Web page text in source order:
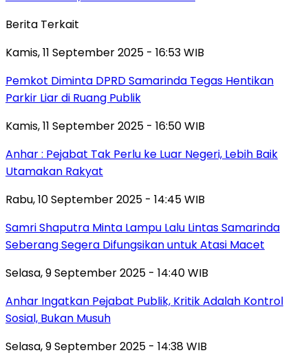
Berita Terkait
Kamis, 11 September 2025 - 16:53 WIB
Pemkot Diminta DPRD Samarinda Tegas Hentikan
Parkir Liar di Ruang Publik
Kamis, 11 September 2025 - 16:50 WIB
Anhar : Pejabat Tak Perlu ke Luar Negeri, Lebih Baik
Utamakan Rakyat
Rabu, 10 September 2025 - 14:45 WIB
Samri Shaputra Minta Lampu Lalu Lintas Samarinda
Seberang Segera Difungsikan untuk Atasi Macet
Selasa, 9 September 2025 - 14:40 WIB
Anhar Ingatkan Pejabat Publik, Kritik Adalah Kontrol
Sosial, Bukan Musuh
Selasa, 9 September 2025 - 14:38 WIB